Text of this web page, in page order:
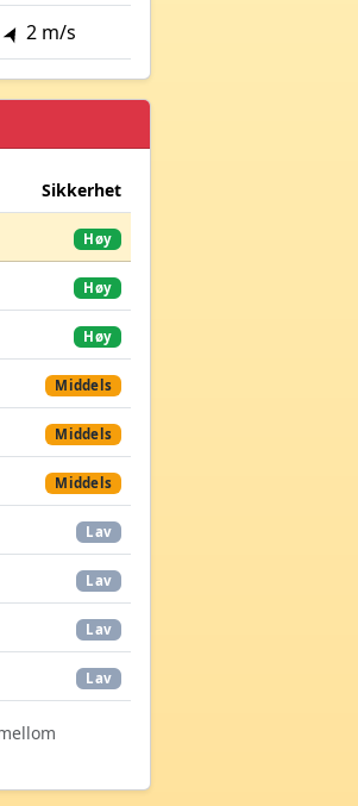
2 m/s
Sikkerhet
Høy
Høy
Høy
Middels
Middels
Middels
Lav
Lav
Lav
Lav